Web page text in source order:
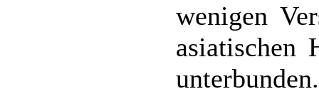
wenigen
asiatischen